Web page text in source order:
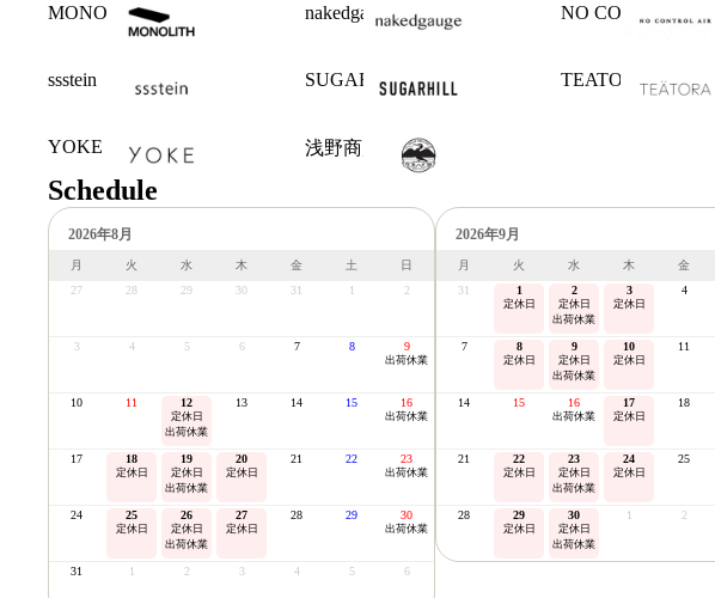
MONOLITH nakedgauge NO CONTROL AIR
ssstein SUGARHILL TEATORA
YOKE 浅野商店
Schedule
2026年8月
月 火 水 木 金 土
日
27
28 29 30 31 1 2
3 4 5 6 7 8 9
出荷休業
10 11 12
定休日
出荷休業
13 14 15 16
出荷休業
17 18
定休日
19
定休日
出荷休業
20
定休日
21 22 23
出荷休業
24 25
定休日
26
定休日
出荷休業
27
定休日
28 29 30
出荷休業
31 1 2 3 4 5 6
2026年9月
月 火 水 木 金
31
1
定休日
2
定休日
出荷休業
3
定休日
4
7 8
定休日
9
定休日
出荷休業
10
定休日
11
14 15 16
出荷休業
17
定休日
18
21 22
定休日
23
定休日
出荷休業
24
定休日
25
28 29
定休日
30
定休日
出荷休業
1 2